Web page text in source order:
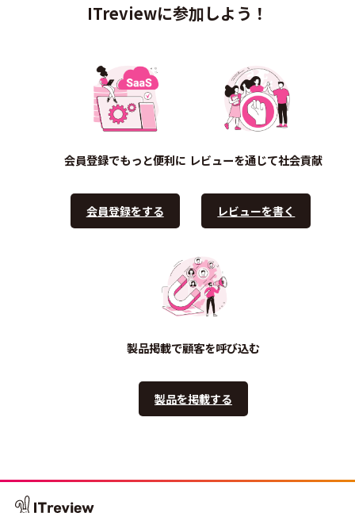
ITreviewに参加しよう！
会員登録でもっと便利に
会員登録をする
レビューを通じて社会貢献
レビューを書く
製品掲載で顧客を呼び込む
製品を掲載する